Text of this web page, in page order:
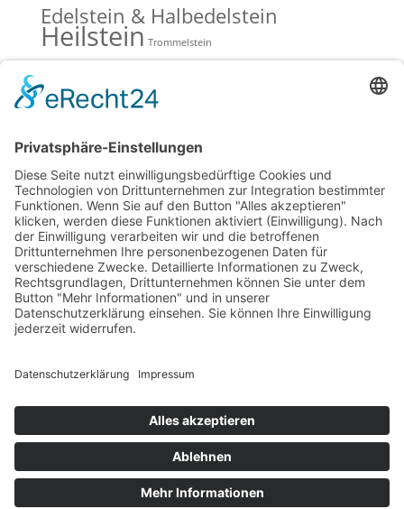
Edelstein & Halbedelstein
Heilstein Trommelstein
Beiträge Blog
Verkaufsschlager bei Saunaöl & Duftöl
Mineralsteine, Heilsteine und Schmucksteine
Spitzner Saunaufguss, Duschschaum und Massageöl
Kategorien Blog
Aromatherapie(5)
Heilsteine(1)
Homepage(5)
Datenschutz
Zahlungsarten
Widerruf
AGB Versand
Kontakt
Geschäftspartner
© mein-saunaaufguss.de ≡Webdesign & SEO